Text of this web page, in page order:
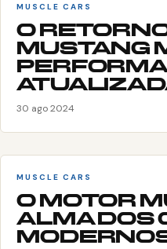
MUSCLE CARS
O
MUSTANG
30 ago 2024
MUSCLE CARS
O MOTOR
ALMA DOS